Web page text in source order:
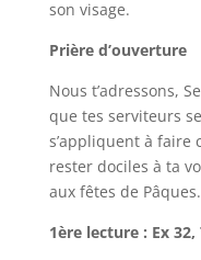
son visage.
Prière d’ouverture
Nous t’adressons,
que tes serviteurs
s’appliquent à faire
rester dociles à ta
aux fêtes de
1ère lecture : Ex 32,